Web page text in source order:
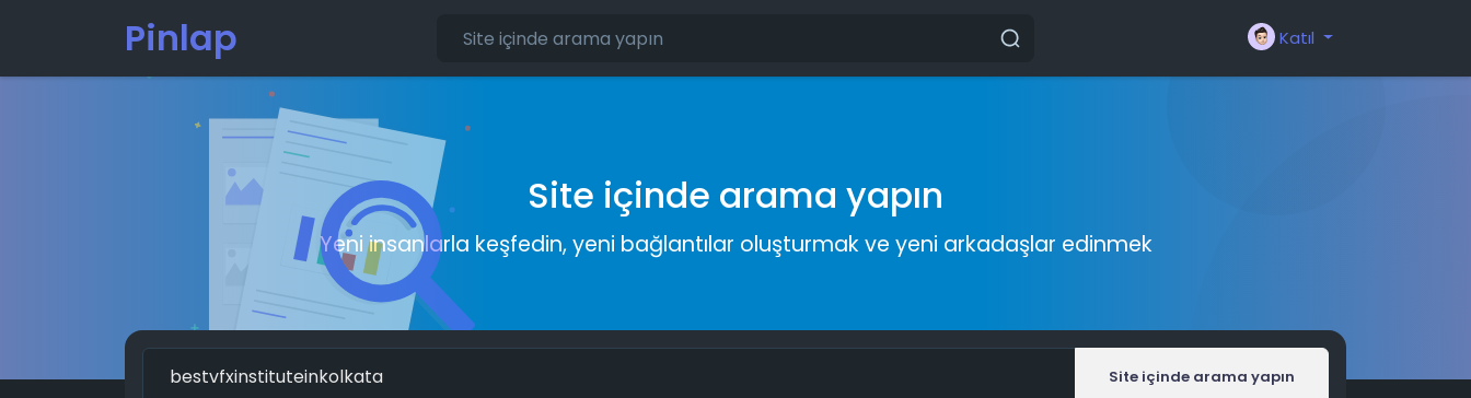
Pinlap Katıl
Site içinde arama yapın
Yeni insanlarla keşfedin, yeni bağlantılar oluşturmak ve yeni arkadaşlar edinmek
Site içinde arama yapın